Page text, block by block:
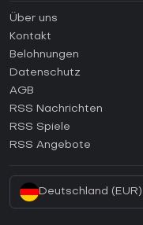
Anleitungen
Wie aktiviert man einen
Wie aktiviert man einen
Wie aktiviert man einen
Wie aktiviert man einen
Wie aktiviert man einen
Über uns
Kontakt
Belohnungen
Datenschutz
AGB
RSS Nachrichten
RSS Spiele
RSS Angebote
Deutschland (EUR)